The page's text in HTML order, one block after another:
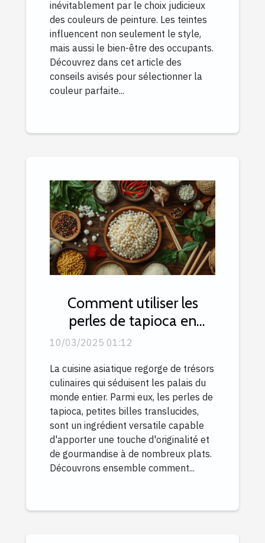
inévitablement par le choix judicieux
des couleurs de peinture. Les teintes
influencent non seulement le style,
mais aussi le bien-être des occupants.
Découvrez dans cet article des
conseils avisés pour sélectionner la
couleur parfaite...
Comment utiliser les
perles de tapioca en
cuisine asiatique
10/03/2025 01:12
La cuisine asiatique regorge de trésors
culinaires qui séduisent les palais du
monde entier. Parmi eux, les perles de
tapioca, petites billes translucides,
sont un ingrédient versatile capable
d'apporter une touche d'originalité et
de gourmandise à de nombreux plats.
Découvrons ensemble comment...